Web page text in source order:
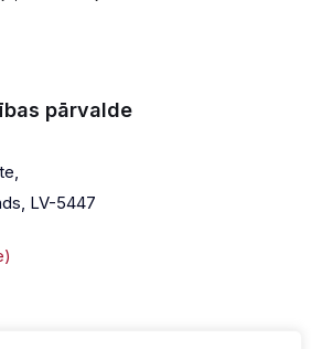
pārvalde
LV-5447